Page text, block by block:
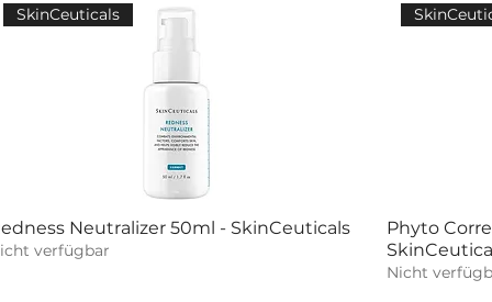
SkinCeuticals
Neutralizer 50ml - SkinCeuticals
verfügbar
Phyto
Nicht